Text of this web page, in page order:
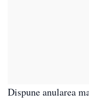
Dispune anularea